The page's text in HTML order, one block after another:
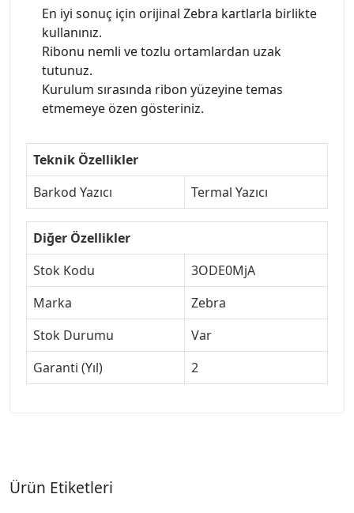
En iyi sonuç için orijinal Zebra kartlarla birlikte
kullanınız.
Ribonu nemli ve tozlu ortamlardan uzak
tutunuz.
Kurulum sırasında ribon yüzeyine temas
etmemeye özen gösteriniz.
Teknik Özellikler
Barkod Yazıcı
Termal Yazıcı
Diğer Özellikler
Stok Kodu
3ODE0MjA
Marka
Zebra
Stok Durumu
Var
Garanti (Yıl)
2
Ürün Etiketleri